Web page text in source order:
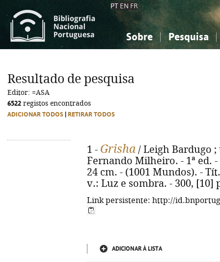
PT EN FR
Sobre Pesquisa
Ciências sociais...
Ciências sociais...
Resultado de pesquisa
Editor: =ASA
6522 registos encontrados
ADICIONAR TODOS RETIRAR TODOS
1 - Grisha / Leigh Bardugo
Fernando Milheiro. - 1ª ed.
24 cm. - (1001 Mundos). -
v.: Luz e sombra. - 300, [10]
Link persistente: http://
ADICIONAR À LISTA